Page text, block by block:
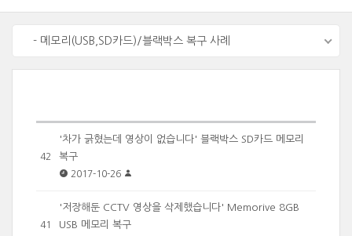
- 메모리(USB,SD카드)/블랙박스 복구 사례
42
'차가 긁혔는데 영상이 없습니다' 블랙박스 SD카드 메모리
복구
2017-10-26
41
'저장해둔 CCTV 영상을 삭제했습니다' Memorive 8GB
USB 메모리 복구